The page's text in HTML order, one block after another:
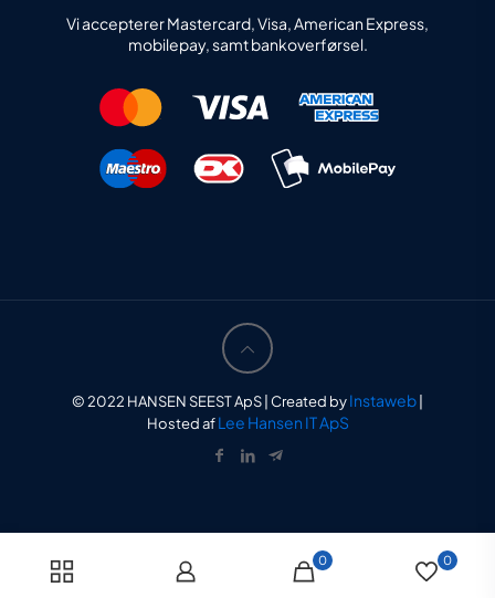
Vi accepterer Mastercard, Visa, American Express,
mobilepay, samt bankoverførsel.
© 2022 HANSEN SEEST ApS | Created byInstaweb
Hosted afLee Hansen IT ApS
0 0